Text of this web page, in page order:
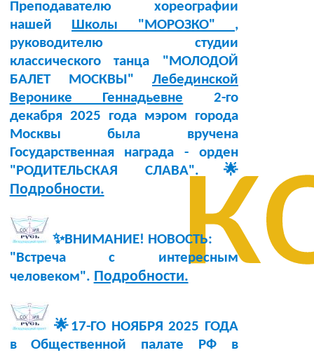
Преподавателю хореографии
нашей Школы "МОРОЗКО" ,
руководителю студии
классического танца "МОЛОДОЙ
БАЛЕТ МОСКВЫ" Лебединской
Веронике Геннадьевне 2-го
декабря 2025 года мэром города
Москвы была вручена
Государственная награда - орден
"РОДИТЕЛЬСКАЯ СЛАВА".🌟
Подробности.
✨ВНИМАНИЕ! НОВОСТЬ:
"Встреча с интересным
человеком". Подробности.
🌟17-ГО НОЯБРЯ 2025 ГОДА
в Общественной палате РФ в